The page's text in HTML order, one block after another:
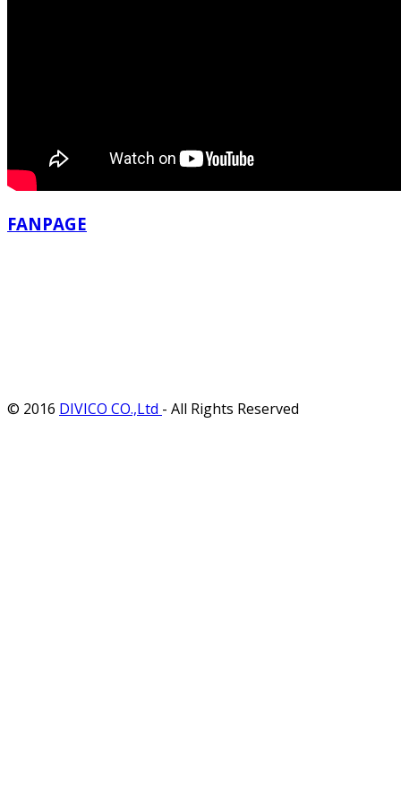
FANPAGE
© 2016 DIVICO CO.,Ltd - All Rights Reserved